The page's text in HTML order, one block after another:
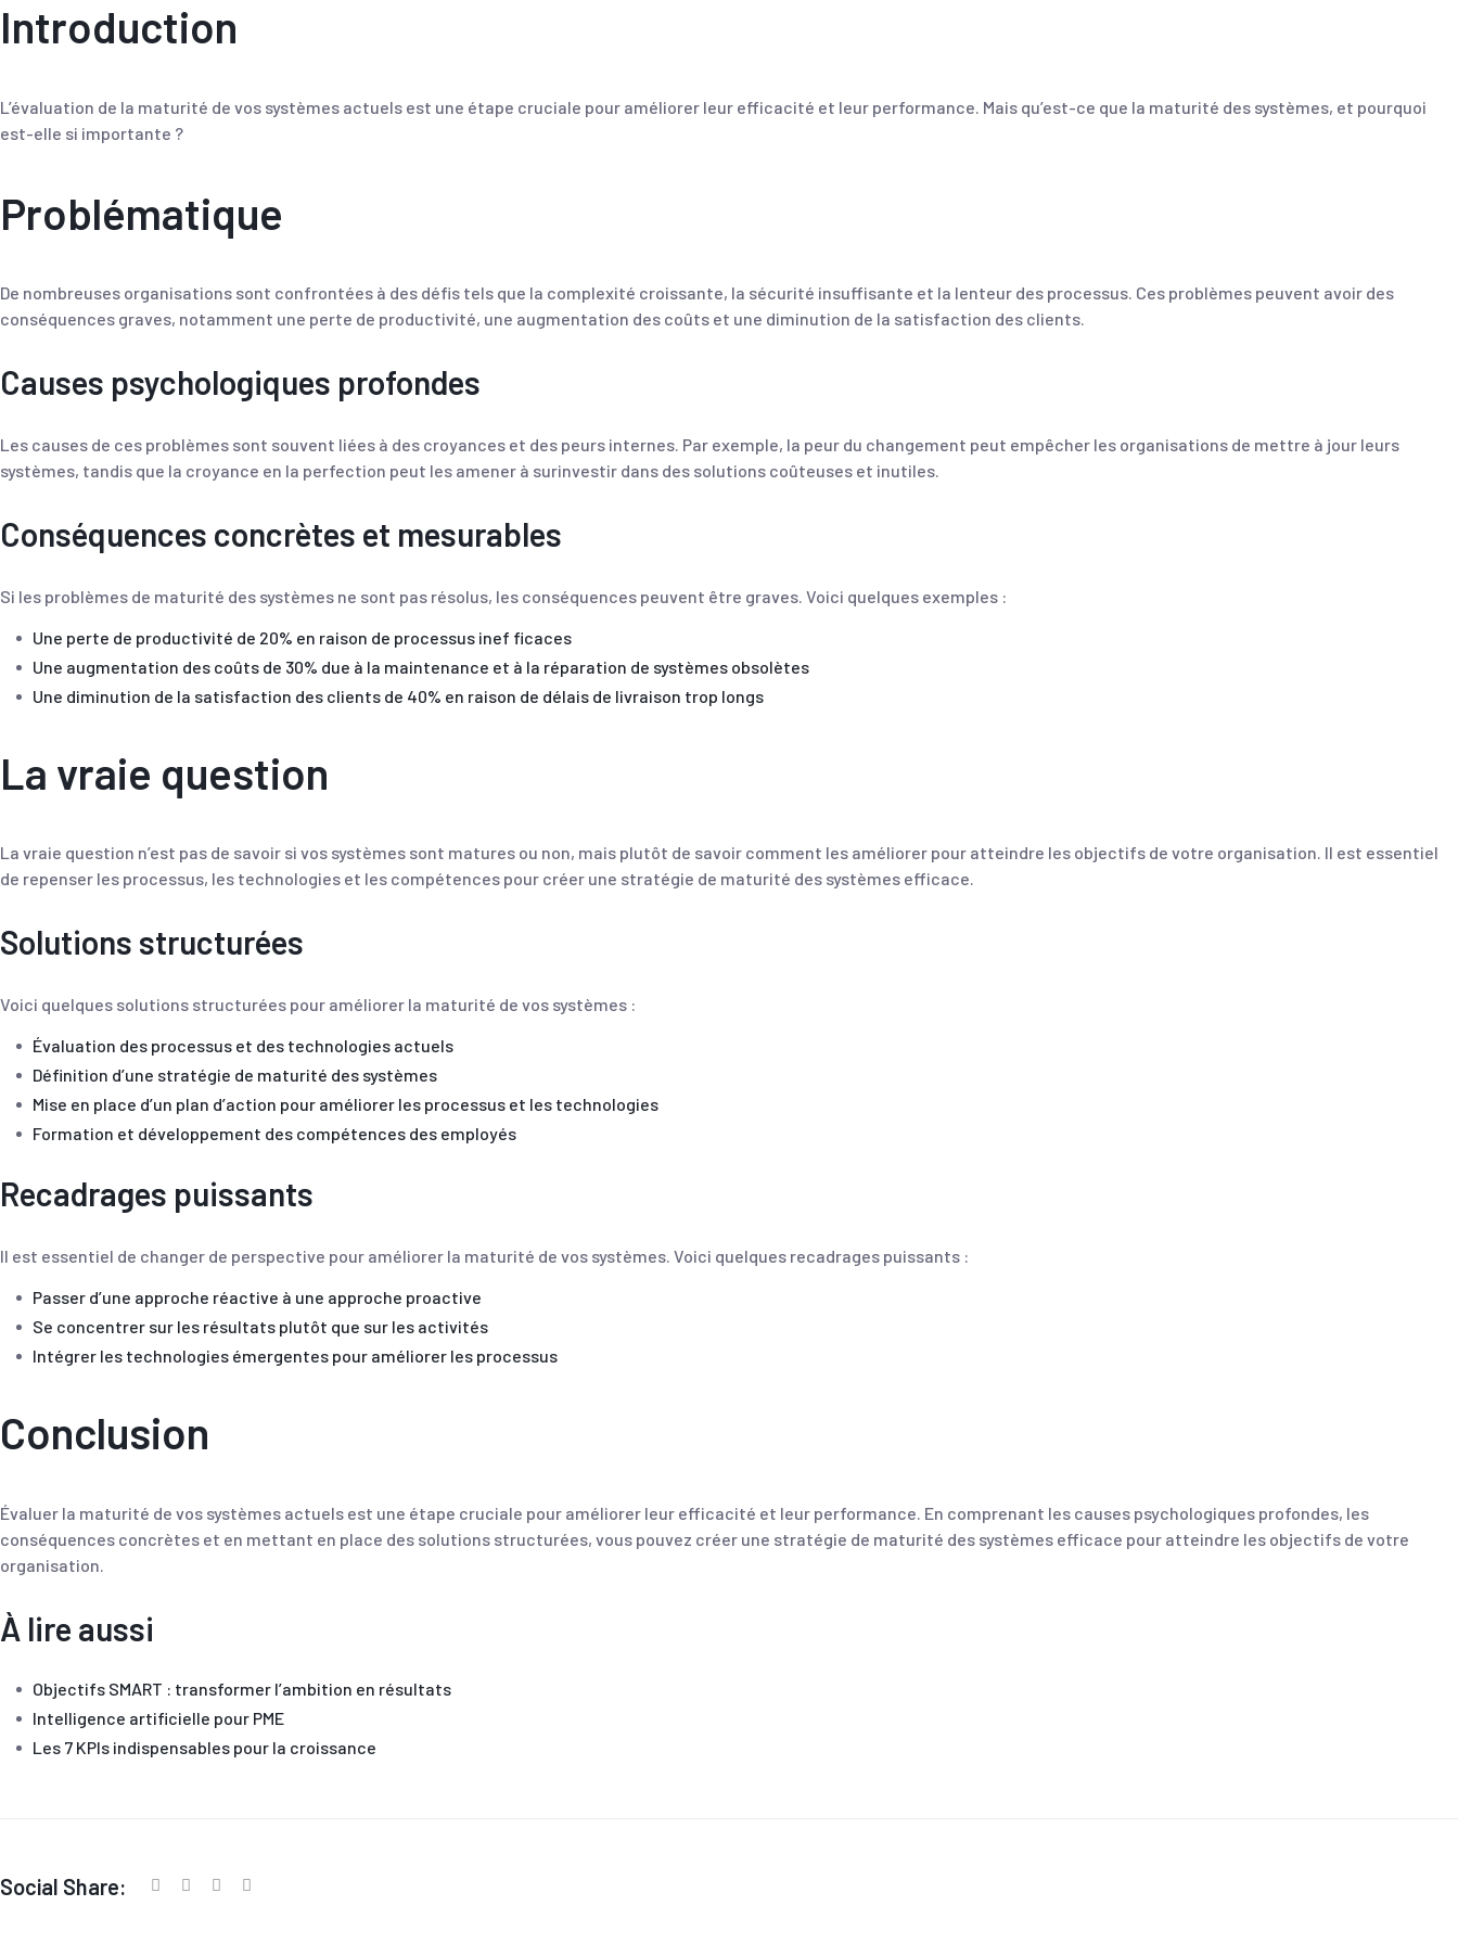
Introduction
L’évaluation de la maturité de vos systèmes actuels est une étape cruciale pour améliorer leur efficacité et leur performance. Mais qu’est-ce que la maturité des systèmes, et pourquoi
est-elle si importante ?
Problématique
De nombreuses organisations sont confrontées à des défis tels que la complexité croissante, la sécurité insuffisante et la lenteur des processus. Ces problèmes peuvent avoir des
conséquences graves, notamment une perte de productivité, une augmentation des coûts et une diminution de la satisfaction des clients.
Causes psychologiques profondes
Les causes de ces problèmes sont souvent liées à des croyances et des peurs internes. Par exemple, la peur du changement peut empêcher les organisations de mettre à jour leurs
systèmes, tandis que la croyance en la perfection peut les amener à surinvestir dans des solutions coûteuses et inutiles.
Conséquences concrètes et mesurables
Si les problèmes de maturité des systèmes ne sont pas résolus, les conséquences peuvent être graves. Voici quelques exemples :
Une perte de productivité de 20% en raison de processus inef ficaces
Une augmentation des coûts de 30% due à la maintenance et à la réparation de systèmes obsolètes
Une diminution de la satisfaction des clients de 40% en raison de délais de livraison trop longs
La vraie question
La vraie question n’est pas de savoir si vos systèmes sont matures ou non, mais plutôt de savoir comment les améliorer pour atteindre les objectifs de votre organisation. Il est essentiel
de repenser les processus, les technologies et les compétences pour créer une stratégie de maturité des systèmes efficace.
Solutions structurées
Voici quelques solutions structurées pour améliorer la maturité de vos systèmes :
Évaluation des processus et des technologies actuels
Définition d’une stratégie de maturité des systèmes
Mise en place d’un plan d’action pour améliorer les processus et les technologies
Formation et développement des compétences des employés
Recadrages puissants
Il est essentiel de changer de perspective pour améliorer la maturité de vos systèmes. Voici quelques recadrages puissants :
Passer d’une approche réactive à une approche proactive
Se concentrer sur les résultats plutôt que sur les activités
Intégrer les technologies émergentes pour améliorer les processus
Conclusion
Évaluer la maturité de vos systèmes actuels est une étape cruciale pour améliorer leur efficacité et leur performance. En comprenant les causes psychologiques profondes, les
conséquences concrètes et en mettant en place des solutions structurées, vous pouvez créer une stratégie de maturité des systèmes efficace pour atteindre les objectifs de votre
organisation.
À lire aussi
Objectifs SMART : transformer l’ambition en résultats
Intelligence artificielle pour PME
Les 7 KPIs indispensables pour la croissance
Social Share: